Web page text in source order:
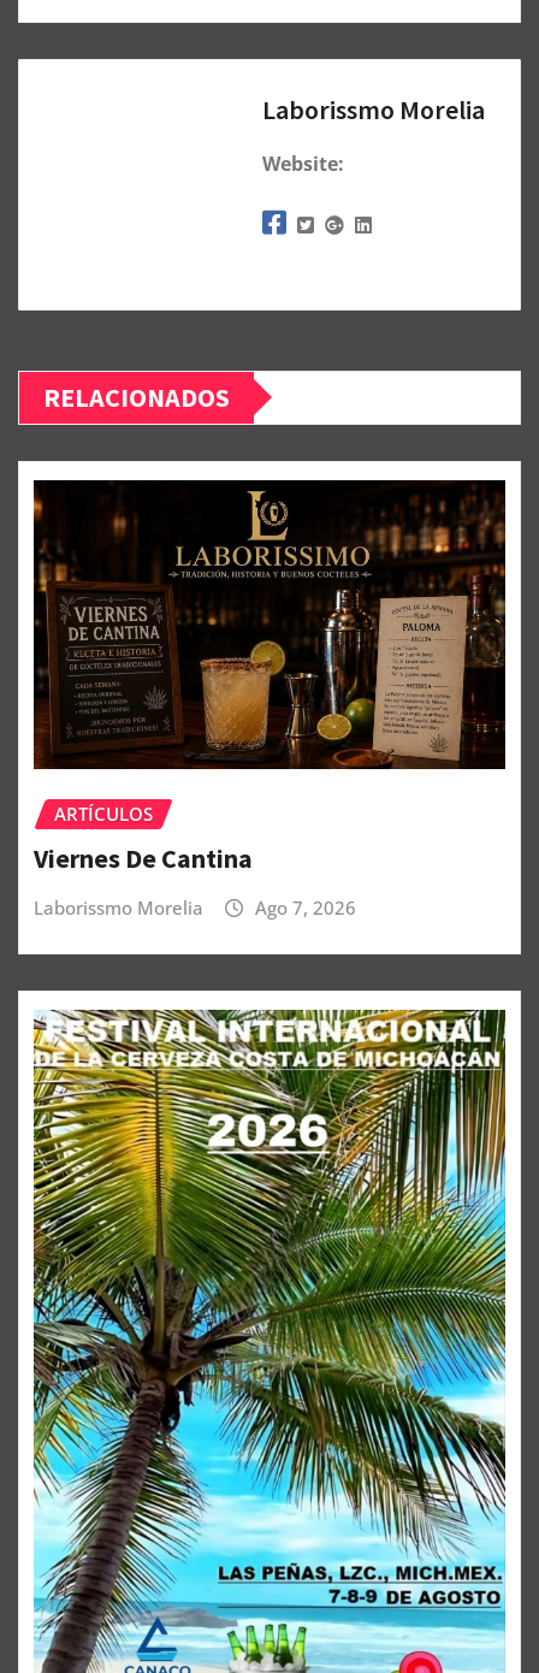
Laborissmo Morelia
Website:
RELACIONADOS
ARTÍCULOS
Viernes De Cantina
Laborissmo Morelia Ago 7, 2026